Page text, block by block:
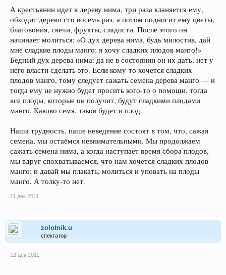
А крестьянин идет к дереву нима, три раза кланяется ему,
обходит дерево сто восемь раз, а потом подносит ему цветы,
благовония, свечи, фрукты, сладости. После этого он
начинает молиться: «О дух дерева нима, будь милостив, дай
мне сладкие плоды манго; я хочу сладких плодов манго!»
Бедный дух дерева нима: да не в состоянии он их дать, нет у
него власти сделать это. Если кому-то хочется сладких
плодов манго, тому следует сажать семена дерева манго — и
тогда ему не нужно будет просить кого-то о помощи, тогда
все плоды, которые он получит, будут сладкими плодами
манго. Каково семя, таков будет и плод.
Наша трудность, паше неведение состоят в том, что, сажая
семена, мы остаёмся невнимательными. Мы продолжаем
сажать семена нима, а когда наступает время сбора плодов,
мы вдруг спохватываемся, что нам хочется сладких плодов
манго; и давай мы плакать, молиться и уповать на плоды
манго. А толку-то нет.
11 дек 2011
zolotnik.u
спектатор
12 дек 2011